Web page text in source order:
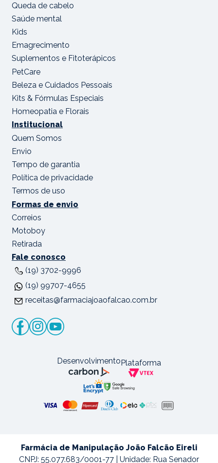
Queda de cabelo
Saúde mental
Kids
Emagrecimento
Suplementos e Fitoterápicos
PetCare
Beleza e Cuidados Pessoais
Kits & Fórmulas Especiais
Homeopatia e Florais
Institucional
Quem Somos
Envio
Tempo de garantia
Política de privacidade
Termos de uso
Formas de envio
Correios
Motoboy
Retirada
Fale conosco
(19) 3702-9996
(19) 99707-4655
receitas@farmaciajoaofalcao.com.br
DesenvolvimentoPlataforma
Farmácia de Manipulação João Falcão Eireli
CNPJ: 55.077.683/0001-77 | Unidade: Rua Senador